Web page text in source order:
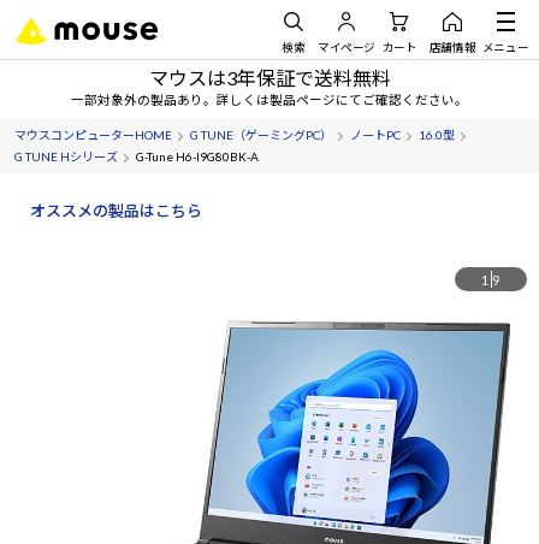
検索 マイページ カート 店舗情報 メニュー
マウスは3年保証で送料無料
一部対象外の製品あり。詳しくは製品ページにてご確認ください。
マウスコンピューターHOME G TUNE（ゲーミングPC） ノートPC
16.0型
G TUNE Hシリーズ
G-Tune H6-I9G80BK-A
オススメの製品はこちら
1 9